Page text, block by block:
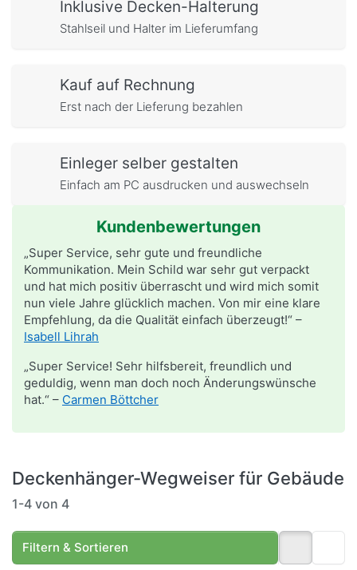
Inklusive Decken-Halterung
Stahlseil und Halter im Lieferumfang
Kauf auf Rechnung
Erst nach der Lieferung bezahlen
Einleger selber gestalten
Einfach am PC ausdrucken und auswechseln
Kundenbewertungen
„Super Service, sehr gute und freundliche
Kommunikation. Mein Schild war sehr gut verpackt
und hat mich positiv überrascht und wird mich somit
nun viele Jahre glücklich machen. Von mir eine klare
Empfehlung, da die Qualität einfach überzeugt!“ –
Isabell Lihrah
„Super Service! Sehr hilfsbereit, freundlich und
geduldig, wenn man doch noch Änderungswünsche
hat.“ – Carmen Böttcher
Deckenhänger-Wegweiser für Gebäude
Suchergebnisse:
1-4 von 4
Filtern & Sortieren